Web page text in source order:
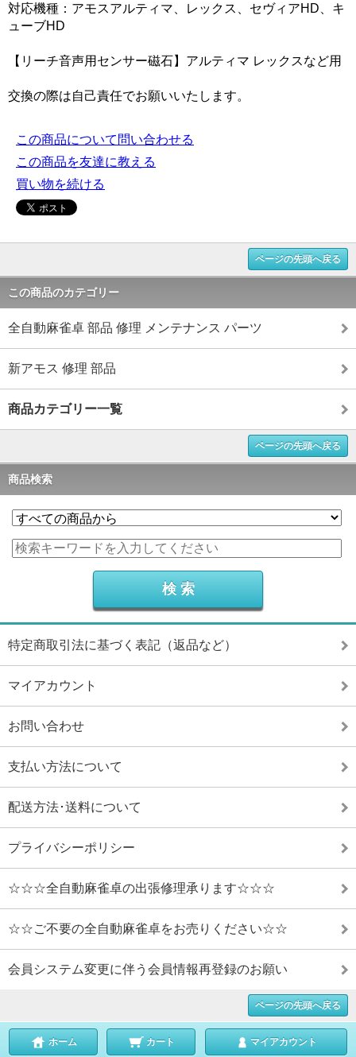
対応機種：アモスアルティマ、レックス、セヴィアHD、キ
ューブHD
【リーチ音声用センサー磁石】アルティマ レックスなど用
交換の際は自己責任でお願いいたします。
この商品について問い合わせる
この商品を友達に教える
買い物を続ける
ページの先頭へ戻る
この商品のカテゴリー
全自動麻雀卓 部品 修理 メンテナンス パーツ
新アモス 修理 部品
商品カテゴリー一覧
ページの先頭へ戻る
商品検索
特定商取引法に基づく表記（返品など）
マイアカウント
お問い合わせ
支払い方法について
配送方法･送料について
プライバシーポリシー
☆☆☆全自動麻雀卓の出張修理承ります☆☆☆
☆☆ご不要の全自動麻雀卓をお売りください☆☆
会員システム変更に伴う会員情報再登録のお願い
ページの先頭へ戻る
ホーム カート マイアカウント